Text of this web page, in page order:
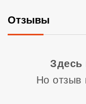
Отзывы
Здесь
Но отзыв